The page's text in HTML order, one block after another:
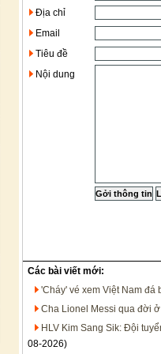
Địa chỉ
Email
Tiêu đề
Nội dung
Các bài viết mới:
'Cháy' vé xem Việt Nam
Cha Lionel Messi qua đời
HLV Kim Sang Sik: Đội
08-2026)